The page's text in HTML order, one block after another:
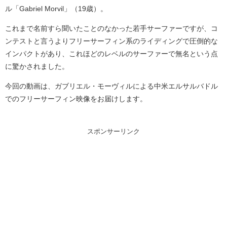
ル「Gabriel Morvil」（19歳）。
これまで名前すら聞いたことのなかった若手サーファーですが、コ
ンテストと言うよりフリーサーフィン系のライディングで圧倒的な
インパクトがあり、これほどのレベルのサーファーで無名という点
に驚かされました。
今回の動画は、ガブリエル・モーヴィルによる中米エルサルバドル
でのフリーサーフィン映像をお届けします。
スポンサーリンク